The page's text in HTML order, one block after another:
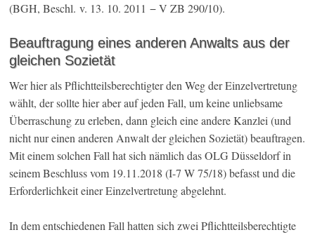
(BGH, Beschl. v. 13. 10. 2011 − V ZB 290/10).
Beauftragung eines anderen Anwalts aus der
gleichen Sozietät
Wer hier als Pflichtteilsberechtigter den Weg der Einzelvertretung
wählt, der sollte hier aber auf jeden Fall, um keine unliebsame
Überraschung zu erleben, dann gleich eine andere Kanzlei (und
nicht nur einen anderen Anwalt der gleichen Sozietät) beauftragen.
Mit einem solchen Fall hat sich nämlich das OLG Düsseldorf in
seinem Beschluss vom 19.11.2018 (I-7 W 75/18) befasst und die
Erforderlichkeit einer Einzelvertretung abgelehnt.
In dem entschiedenen Fall hatten sich zwei Pflichtteilsberechtigte